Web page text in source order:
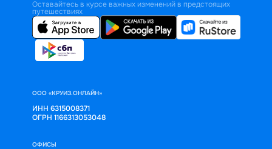
Оставайтесь в курсе важных изменений в предстоящих
путешествиях
ООО «КРУИЗ.ОНЛАЙН»
ИНН 6315008371
ОГРН 1166313053048
ОФИСЫ